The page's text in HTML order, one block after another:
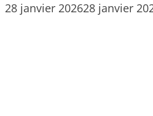
28 janvier 202628 janvier